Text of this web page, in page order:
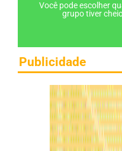
Você pode escolher
grupo tiver
Publicidade